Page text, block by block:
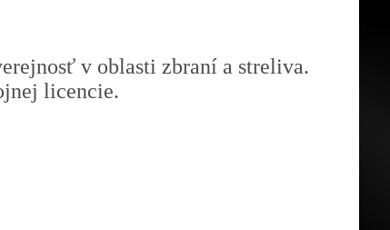
v oblasti zbraní a streliva.
licencie.